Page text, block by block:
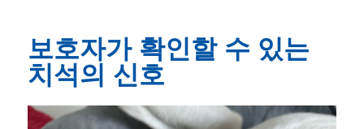
보호자가 확인할 수 있는
치석의 신호